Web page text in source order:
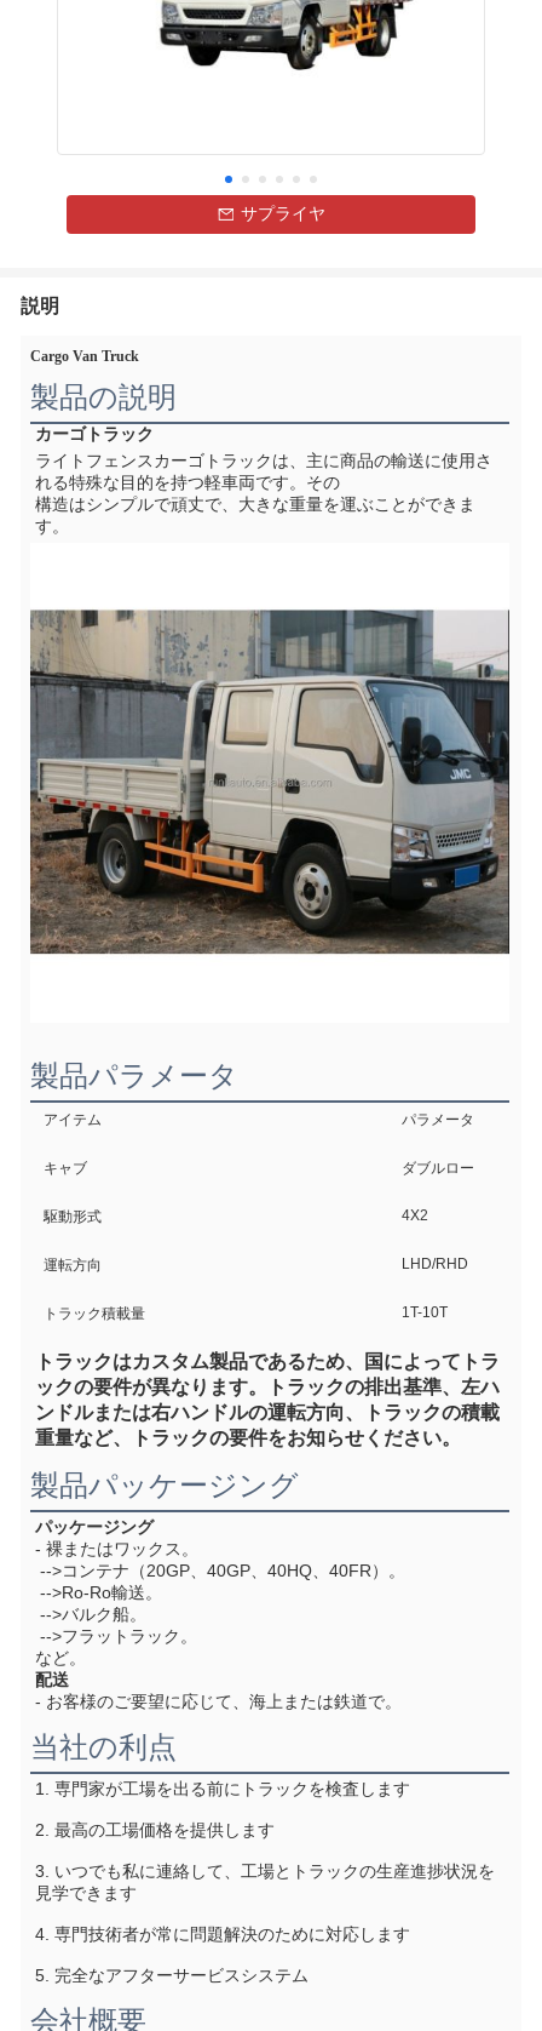
サプライヤ
説明
Cargo Van Truck
製品の説明
カーゴトラック
ライトフェンスカーゴトラックは、主に商品の輸送に使用さ
れる特殊な目的を持つ軽車両です。その
構造はシンプルで頑丈で、大きな重量を運ぶことができま
す。
製品パラメータ
アイテム パラメータ
キャブ ダブルロー
駆動形式 4X2
運転方向 LHD/RHD
トラック積載量 1T-10T
トラックはカスタム製品であるため、国によってトラ
ックの要件が異なります。トラックの排出基準、左ハ
ンドルまたは右ハンドルの運転方向、トラックの積載
重量など、トラックの要件をお知らせください。
製品パッケージング
パッケージング
- 裸またはワックス。
-->コンテナ（20GP、40GP、40HQ、40FR）。
-->Ro-Ro輸送。
-->バルク船。
-->フラットラック。
など。
配送
- お客様のご要望に応じて、海上または鉄道で。
当社の利点
1. 専門家が工場を出る前にトラックを検査します
2. 最高の工場価格を提供します
3. いつでも私に連絡して、工場とトラックの生産進捗状況を
見学できます
4. 専門技術者が常に問題解決のために対応します
5. 完全なアフターサービスシステム
会社概要